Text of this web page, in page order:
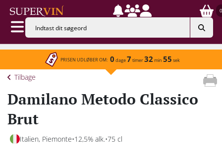
0
PRISEN UDLØBER OM: 0 dage7 timer32 min 55 sek
Tilbage
Damilano Metodo Classico
Brut
Italien, Piemonte 12,5% alk. 75 cl